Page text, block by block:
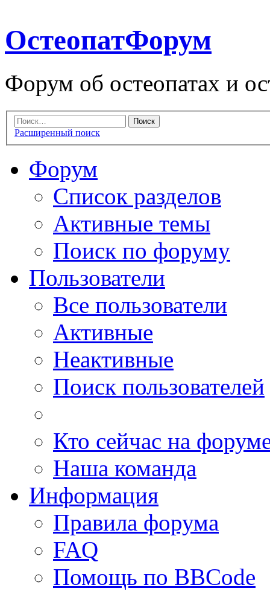
ОстеопатФорум
Форум об остеопатах и
Расширенный поиск
Форум
Список разделов
Активные темы
Поиск по форуму
Пользователи
Все пользователи
Активные
Неактивные
Поиск пользователей
Кто сейчас на
Наша команда
Информация
Правила форума
FAQ
Помощь по BBCode